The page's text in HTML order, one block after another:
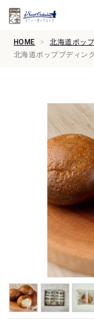
HOME
北海道ポッ
北海道ポッププディン